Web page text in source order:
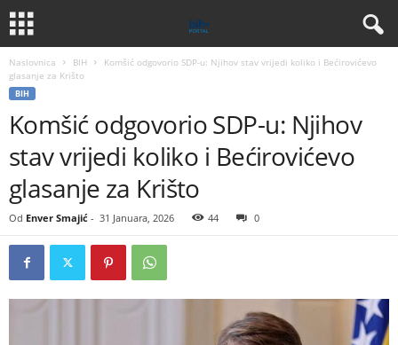
Naslovnica BIH
Komšić odgovorio SDP-u: Njihov stav vrijedi koliko i Bećirovićevo
glasanje za Krišto
BIH
Komšić odgovorio SDP-u: Njihov
stav vrijedi koliko i Bećirovićevo
glasanje za Krišto
Od Enver Smajić - 31 Januara, 2026 44 0